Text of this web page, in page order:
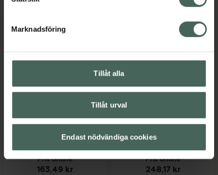
Marknadsföring
Tillåt alla
Tillåt urval
Endast nödvändiga cookies
Tradolan Retard 200
Depottablett, 100
Pris online
163,49 kr
Tradolan 50 mg
Tramadol,
250 styck
Läkemedel
Pris online
248,17 kr